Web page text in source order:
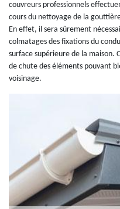
couvreurs professionnels
cours du nettoyage de la
En effet, il sera sûrement
colmatages des fixations du
surface supérieure de la maison.
de chute des éléments pouvant
voisinage.